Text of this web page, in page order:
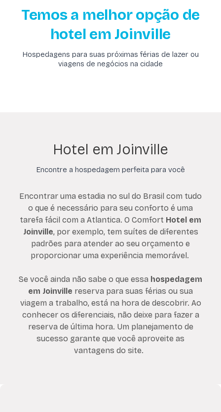
Temos a melhor opção de
hotel em Joinville
Hospedagens para suas próximas férias de lazer ou
viagens de negócios na cidade
Hotel em Joinville
Encontre a hospedagem perfeita para você
Encontrar uma estadia no sul do Brasil com tudo
o que é necessário para seu conforto é uma
tarefa fácil com a Atlantica. O Comfort Hotel em
Joinville, por exemplo, tem suítes de diferentes
padrões para atender ao seu orçamento e
proporcionar uma experiência memorável.
Se você ainda não sabe o que essa hospedagem
em Joinville reserva para suas férias ou sua
viagem a trabalho, está na hora de descobrir. Ao
conhecer os diferenciais, não deixe para fazer a
reserva de última hora. Um planejamento de
sucesso garante que você aproveite as
vantagens do site.